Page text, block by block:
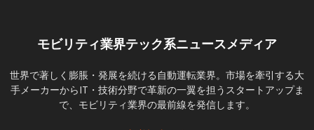
モビリティ業界テック系ニュースメディア
世界で著しく膨脹・発展を続ける自動運転業界。市場を牽引する大
手メーカーからIT・技術分野で革新の一翼を担うスタートアップま
で、モビリティ業界の最前線を発信します。